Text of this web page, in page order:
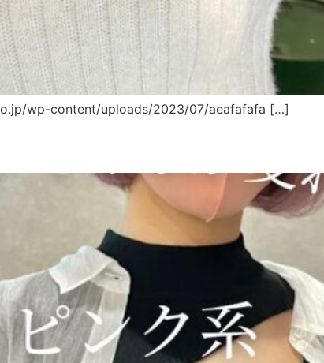
wp-content/uploads/2023/07/aeafafafa […]